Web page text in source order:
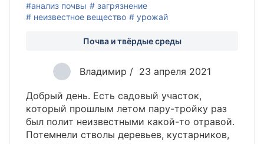
Анализ природной воды
Анализ воды из реки, пруда
Микробиологический и паразитологический анализ
Анализ воды из бассейна
Анализ воды из бассейна
#анализ почвы # загрязнение
# неизвестное вещество # урожай
Почва и твёрдые среды
Владимир 23 апреля 2021
Добрый день. Есть садовый участок,
который прошлым летом пару-тройку раз
был полит неизвестными какой-то отравой.
Потемнели стволы деревьев, кустарников,